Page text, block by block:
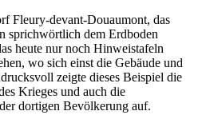
Fleury-devant-Douaumont, das
sprichwörtlich dem Erdboden
heute nur noch Hinweistafeln
wo sich einst die Gebäude und
zeigte dieses Beispiel die
Krieges und auch die
dortigen Bevölkerung auf.